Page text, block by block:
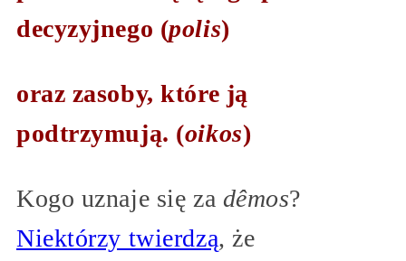
decyzyjnego (polis)
oraz zasoby, które ją
podtrzymują. (oikos)
Kogo uznaje się za dêmos?
Niektórzy twierdzą, że